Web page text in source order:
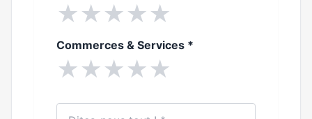
★★★★★
Commerces & Services *
★★★★★